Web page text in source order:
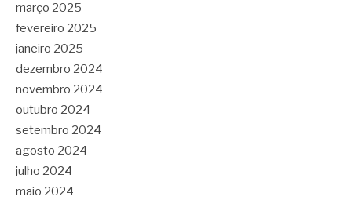
março 2025
fevereiro 2025
janeiro 2025
dezembro 2024
novembro 2024
outubro 2024
setembro 2024
agosto 2024
julho 2024
maio 2024